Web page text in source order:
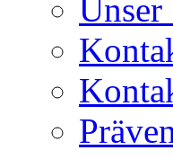
Unser